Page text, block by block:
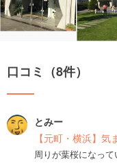
口コミ（8件）
とみー
【元町・横浜】気
周りが葉桜になっ